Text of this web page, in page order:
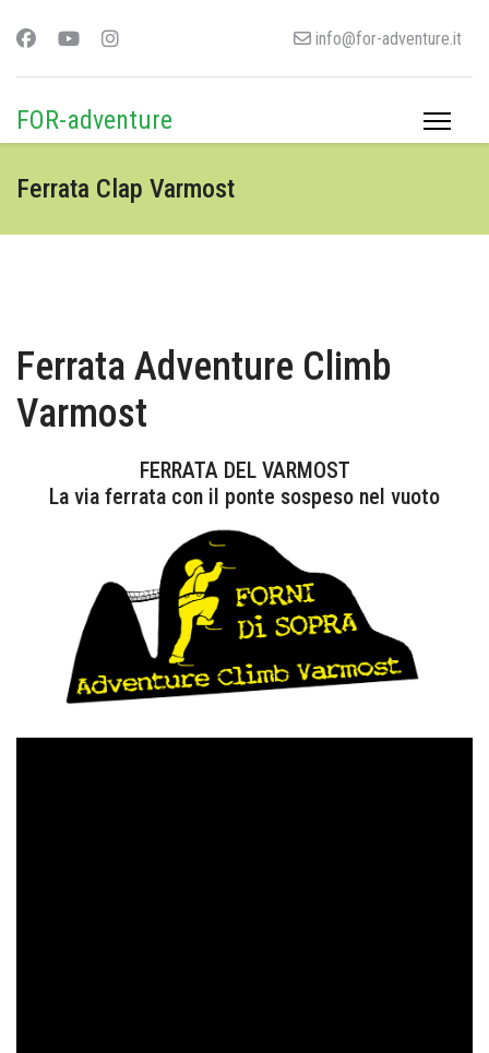
info@for-adventure.it
FOR-adventure
Ferrata Clap Varmost
Ferrata Adventure Climb
Varmost
FERRATA DEL VARMOST
La via ferrata con il ponte sospeso nel vuoto